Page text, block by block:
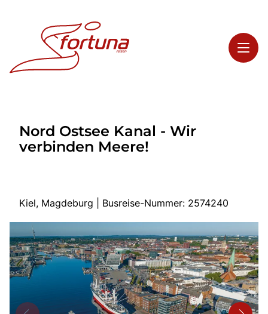
Highlights
Service
Start
Busreisen
Bus mieten
Newsletter
Nord Ostsee Kanal - Wir
verbinden Meere!
Kiel, Magdeburg | Busreise-Nummer: 2574240